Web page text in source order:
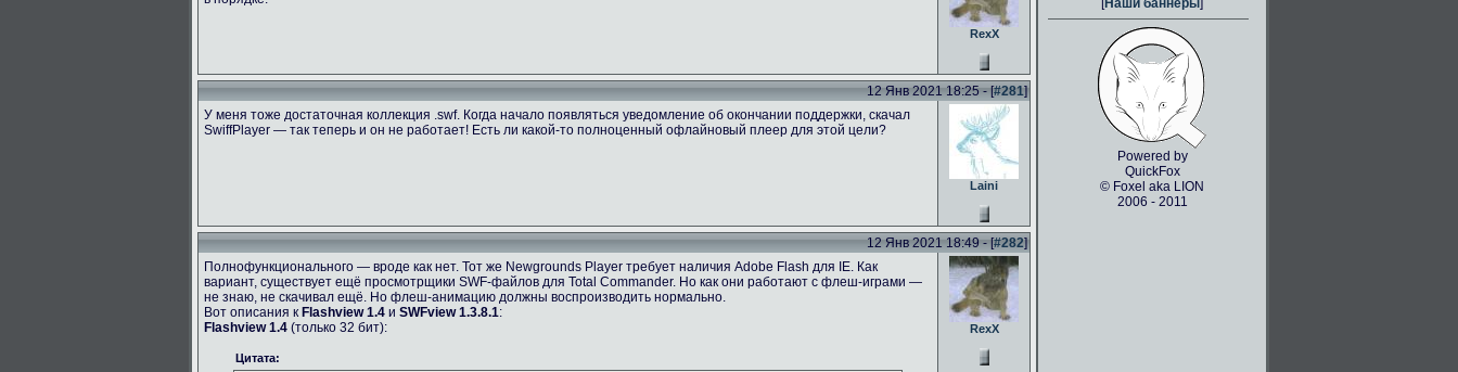
RexX
12 Янв 2021 18:25 - [#281]
У меня тоже достаточная коллекция .swf. Когда начало появляться уведомление об окончании поддержки, скачал
SwiffPlayer — так теперь и он не работает! Есть ли какой-то полноценный офлайновый плеер для этой цели?
Laini
12 Янв 2021 18:49 - [#282]
Полнофункционального — вроде как нет. Тот же Newgrounds Player требует наличия Adobe Flash для IE. Как
вариант, существует ещё просмотрщики SWF-файлов для Total Commander. Но как они работают с флеш-играми —
не знаю, не скачивал ещё. Но флеш-анимацию должны воспроизводить нормально.
Вот описания к Flashview 1.4 и SWFview 1.3.8.1:
Flashview 1.4 (только 32 бит):
Цитата:
RexX
[Наши баннеры]
Powered by
QuickFox
© Foxel aka LION
2006 - 2011